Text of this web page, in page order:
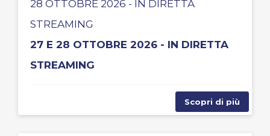
28 OTTOBRE 2026 - IN DIRETTA
STREAMING
27 E 28 OTTOBRE 2026 - IN DIRETTA
STREAMING
Scopri di più